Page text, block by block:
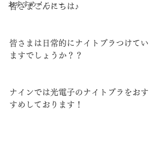
おすすめメニュー
皆さまこんにちは♪
皆さまは日常的にナイトブラつけてい
ますでしょうか？？
ナインでは光電子のナイトブラをおす
すめしております！